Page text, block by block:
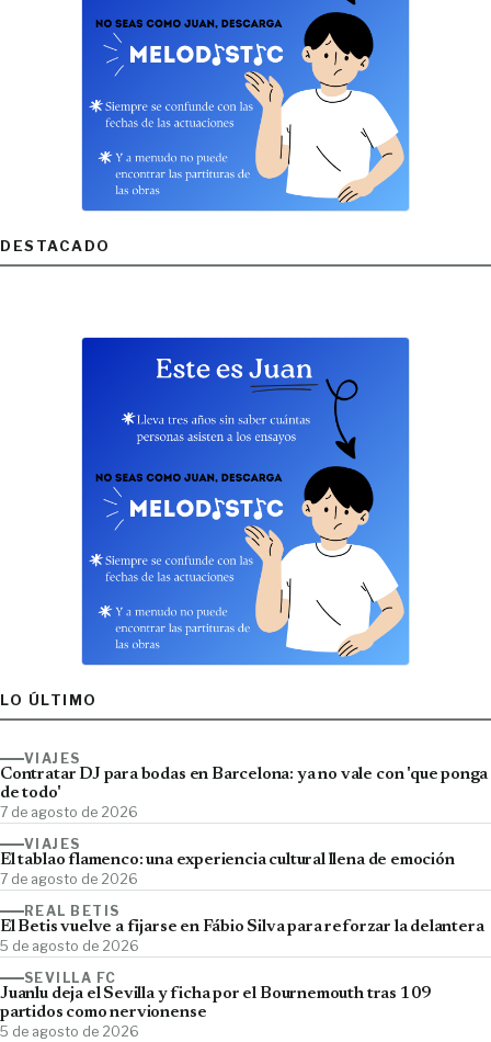
DESTACADO
LO ÚLTIMO
VIAJES
Contratar DJ para bodas en Barcelona: ya no vale con 'que ponga
de todo'
7 de agosto de 2026
VIAJES
El tablao flamenco: una experiencia cultural llena de emoción
7 de agosto de 2026
REAL BETIS
El Betis vuelve a fijarse en Fábio Silva para reforzar la delantera
5 de agosto de 2026
SEVILLA FC
Juanlu deja el Sevilla y ficha por el Bournemouth tras 109
partidos como nervionense
5 de agosto de 2026